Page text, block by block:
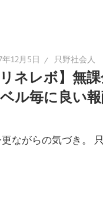
年12月5日 只野社会人
リネレボ】無
ル毎に良い
ながらの気づき。